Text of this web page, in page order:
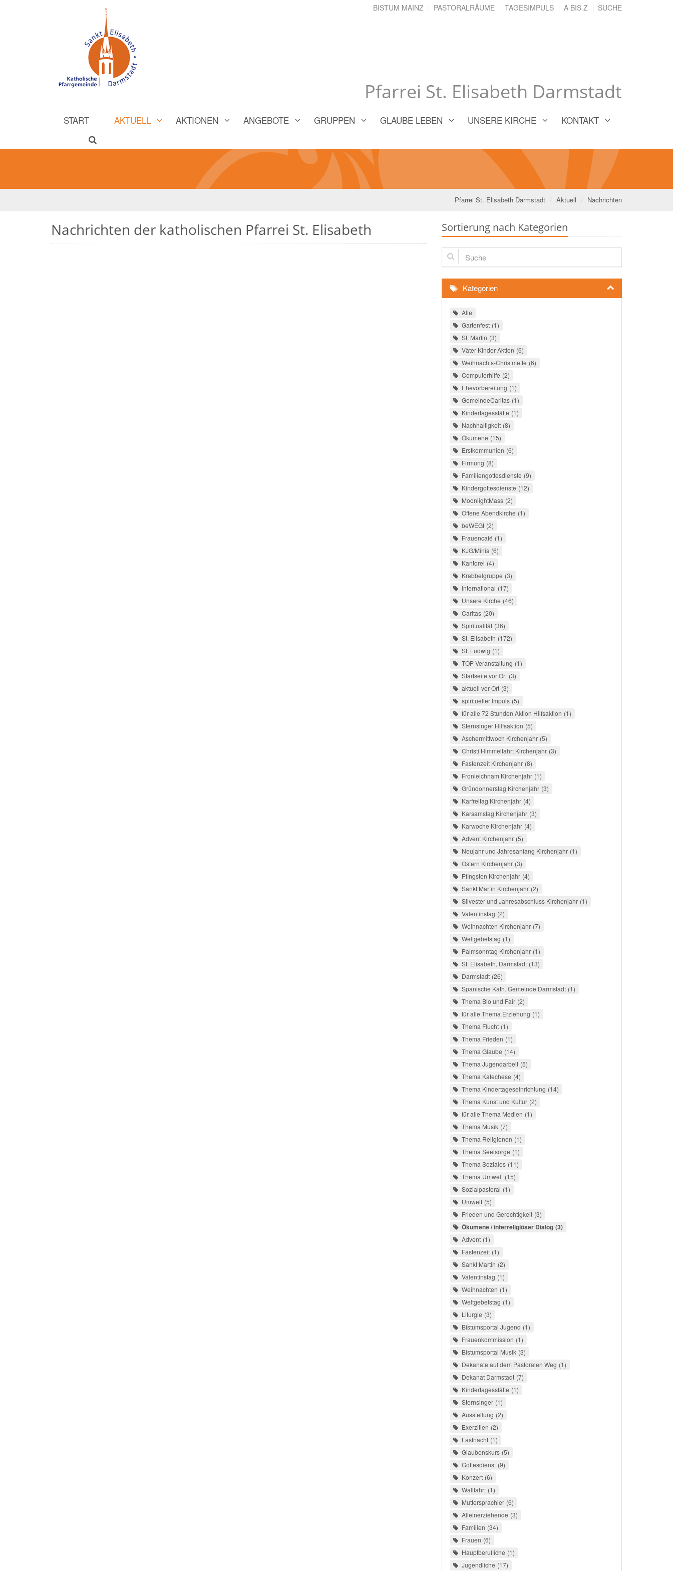
Pfarrei St. Elisabeth Darmstadt
BISTUM MAINZ PASTORALRÄUME TAGESIMPULS A BIS Z SUCHE
START AKTUELL AKTIONEN ANGEBOTE GRUPPEN GLAUBE LEBEN UNSERE KIRCHE KONTAKT
Pfarrei St. Elisabeth Darmstadt Aktuell Nachrichten
Nachrichten der katholischen Pfarrei St. Elisabeth Sortierung nach Kategorien
Suche
Kategorien
Alle
Gartenfest 1
St. Martin 3
Väter-Kinder-Aktion 6
Weihnachts-Christmette 6
Computerhilfe 2
Ehevorbereitung 1
GemeindeCaritas 1
Kindertagesstätte 1
Nachhaltigkeit 8
Ökumene 15
Erstkommunion 6
Firmung 8
Familiengottesdienste 9
Kindergottesdienste 12
MoonlightMass 2
Offene Abendkirche 1
beWEGt 2
Frauencafé 1
KJG/Minis 6
Kantorei 4
Krabbelgruppe 3
International 17
Unsere Kirche 46
Caritas 20
Spiritualität 36
St. Elisabeth 172
St. Ludwig 1
TOP Veranstaltung 1
Startseite vor Ort 3
aktuell vor Ort 3
spiritueller Impuls 5
für alle 72 Stunden Aktion Hilfsaktion 1
Sternsinger Hilfsaktion 5
Aschermittwoch Kirchenjahr 5
Christi Himmelfahrt Kirchenjahr 3
Fastenzeit Kirchenjahr 8
Fronleichnam Kirchenjahr 1
Gründonnerstag Kirchenjahr 3
Karfreitag Kirchenjahr 4
Karsamstag Kirchenjahr 3
Karwoche Kirchenjahr 4
Advent Kirchenjahr 5
Neujahr und Jahresanfang Kirchenjahr 1
Ostern Kirchenjahr 3
Pfingsten Kirchenjahr 4
Sankt Martin Kirchenjahr 2
Silvester und Jahresabschluss Kirchenjahr 1
Valentinstag 2
Weihnachten Kirchenjahr 7
Weltgebetstag 1
Palmsonntag Kirchenjahr 1
St. Elisabeth, Darmstadt 13
Darmstadt 26
Spanische Kath. Gemeinde Darmstadt 1
Thema Bio und Fair 2
für alle Thema Erziehung 1
Thema Flucht 1
Thema Frieden 1
Thema Glaube 14
Thema Jugendarbeit 5
Thema Katechese 4
Thema Kindertageseinrichtung 14
Thema Kunst und Kultur 2
für alle Thema Medien 1
Thema Musik 7
Thema Religionen 1
Thema Seelsorge 1
Thema Soziales 11
Thema Umwelt 15
Sozialpastoral 1
Umwelt 5
Frieden und Gerechtigkeit 3
Ökumene / interreligiöser Dialog 3
Advent 1
Fastenzeit 1
Sankt Martin 2
Valentinstag 1
Weihnachten 1
Weltgebetstag 1
Liturgie 3
Bistumsportal Jugend 1
Frauenkommission 1
Bistumsportal Musik 3
Dekanate auf dem Pastoralen Weg 1
Dekanat Darmstadt 7
Kindertagesstätte 1
Sternsinger 1
Ausstellung 2
Exerzitien 2
Fastnacht 1
Glaubenskurs 5
Gottesdienst 9
Konzert 6
Wallfahrt 1
Muttersprachler 6
Alleinerziehende 3
Familien 34
Frauen 6
Hauptberufliche 1
Jugendliche 17